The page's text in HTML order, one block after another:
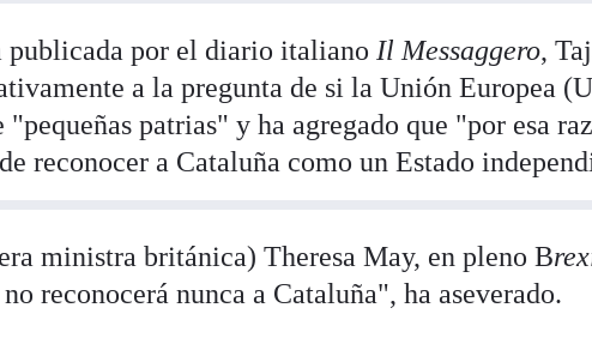
publicada por el diario italianoIl Messaggero,
a la pregunta de si la Unión Europea
patrias" y ha agregado que "por esa
reconocer a Cataluña como un Estado
ministra británica) Theresa May, en pleno B
reconocerá nunca a Cataluña", ha aseverado.